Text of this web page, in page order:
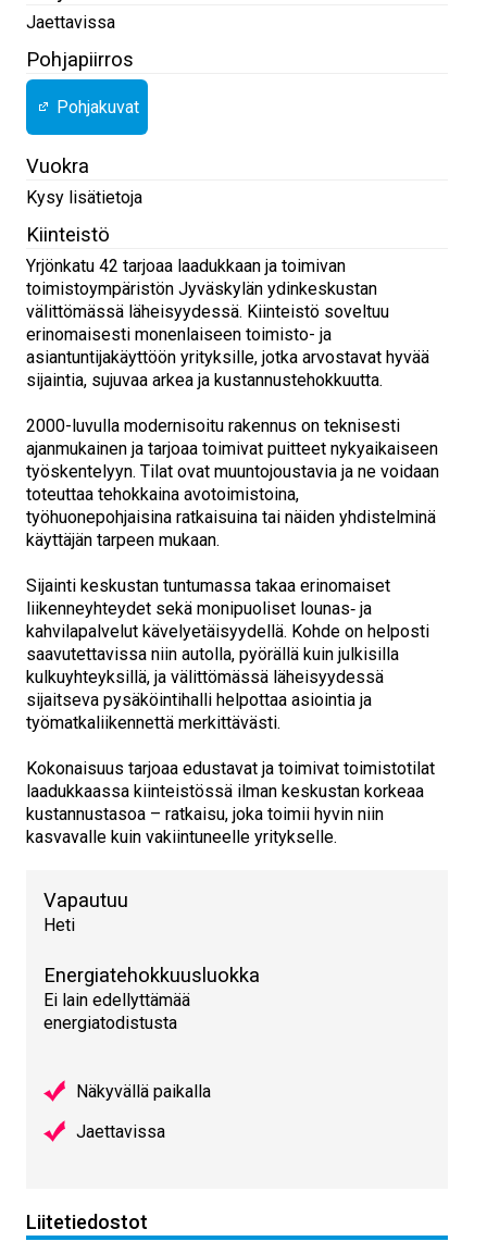
Jaettavissa
Pohjapiirros
Pohjakuvat
Vuokra
Kysy lisätietoja
Kiinteistö
Yrjönkatu 42 tarjoaa laadukkaan ja toimivan
toimistoympäristön Jyväskylän ydinkeskustan
välittömässä läheisyydessä. Kiinteistö soveltuu
erinomaisesti monenlaiseen toimisto- ja
asiantuntijakäyttöön yrityksille, jotka arvostavat hyvää
sijaintia, sujuvaa arkea ja kustannustehokkuutta.
2000-luvulla modernisoitu rakennus on teknisesti
ajanmukainen ja tarjoaa toimivat puitteet nykyaikaiseen
työskentelyyn. Tilat ovat muuntojoustavia ja ne voidaan
toteuttaa tehokkaina avotoimistoina,
työhuonepohjaisina ratkaisuina tai näiden yhdistelminä
käyttäjän tarpeen mukaan.
Sijainti keskustan tuntumassa takaa erinomaiset
liikenneyhteydet sekä monipuoliset lounas‑ ja
kahvilapalvelut kävelyetäisyydellä. Kohde on helposti
saavutettavissa niin autolla, pyörällä kuin julkisilla
kulkuyhteyksillä, ja välittömässä läheisyydessä
sijaitseva pysäköintihalli helpottaa asiointia ja
työmatkaliikennettä merkittävästi.
Kokonaisuus tarjoaa edustavat ja toimivat toimistotilat
laadukkaassa kiinteistössä ilman keskustan korkeaa
kustannustasoa – ratkaisu, joka toimii hyvin niin
kasvavalle kuin vakiintuneelle yritykselle.
Vapautuu
Heti
Energiatehokkuusluokka
Ei lain edellyttämää
energiatodistusta
Näkyvällä paikalla
Jaettavissa
Liitetiedostot